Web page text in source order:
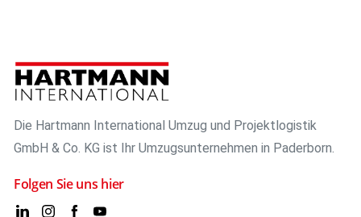
Die Hartmann International Umzug und Projektlogistik
GmbH & Co. KG ist Ihr Umzugsunternehmen in Paderborn.
Folgen Sie uns hier